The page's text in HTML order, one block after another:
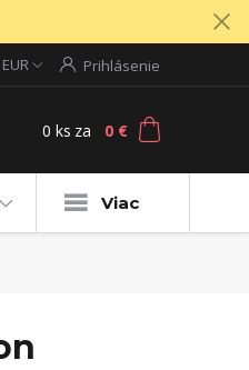
EUR Prihlásenie
0 ks za 0 €
Viac